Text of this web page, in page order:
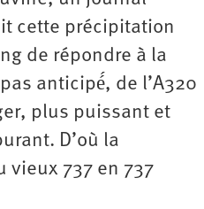
cette précipitation
de répondre à la
anticipé́, de l’A320
plus puissant et
D’où la
737 en 737